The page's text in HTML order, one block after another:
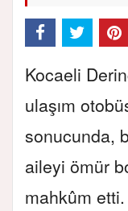
Kocaeli
ulaşım
sonucunda,
aileyi ömür
mahkûm